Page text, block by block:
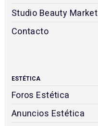
Studio Beauty Market
Contacto
ESTÉTICA
Foros Estética
Anuncios Estética